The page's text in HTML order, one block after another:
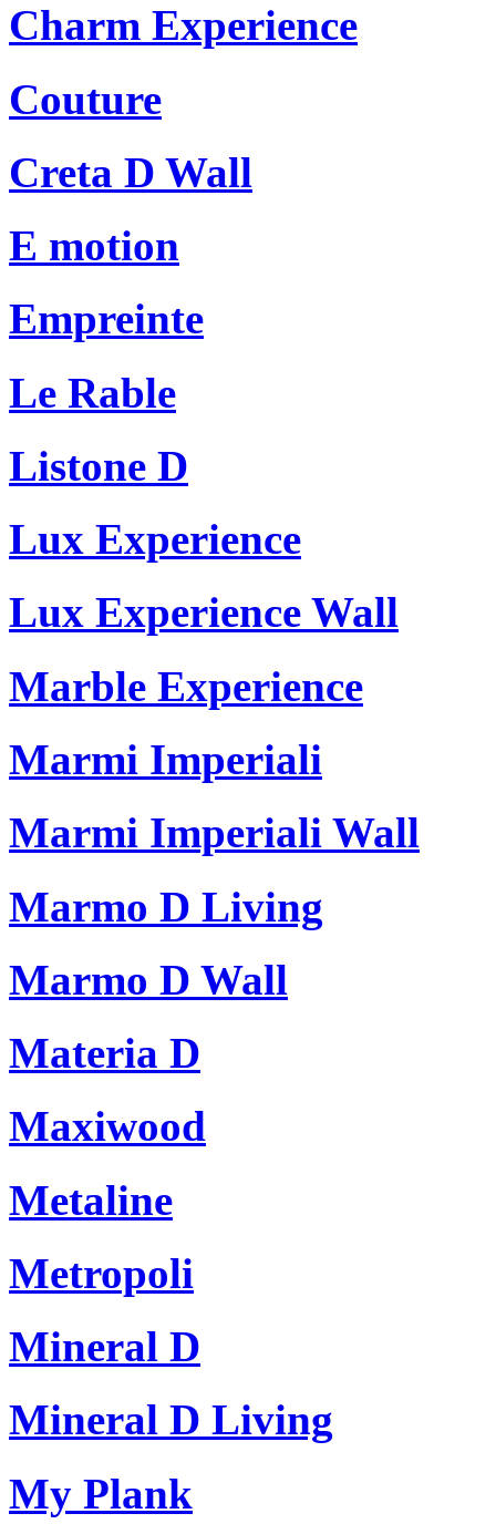
Charm Experience
Couture
Creta D Wall
E motion
Empreinte
Le Rable
Listone D
Lux Experience
Lux Experience Wall
Marble Experience
Marmi Imperiali
Marmi Imperiali Wall
Marmo D Living
Marmo D Wall
Materia D
Maxiwood
Metaline
Metropoli
Mineral D
Mineral D Living
My Plank